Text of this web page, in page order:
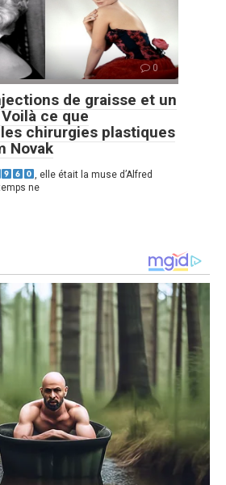
0
de graisse et un
ce que
chirurgies plastiques
Novak
, elle était la muse d’Alfred
ne